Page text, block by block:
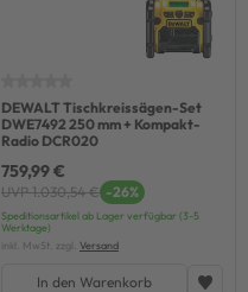
DEWALT Tischkreissägen-Set
DWE7492 250 mm + Kompakt-
Radio DCR020
759,99 €
UVP 1.030,54 € -26%
Speditionsartikel ab Lager verfügbar (3-5
Werktage)
inkl. MwSt. zzgl. Versand
In den Warenkorb